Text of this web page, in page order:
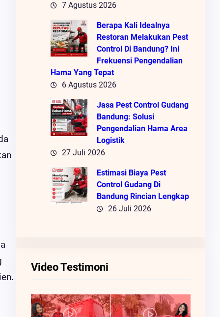
7 Agustus 2026
Berapa Kali Idealnya
Restoran Melakukan Pest
Control Di Bandung? Ini
Frekuensi Pengendalian
Hama Yang Tepat
6 Agustus 2026
Jasa Pest Control Gudang
Bandung: Solusi
Pengendalian Hama Area
Logistik
27 Juli 2026
Estimasi Biaya Pest
Control Gudang Di
Bandung Rincian Lengkap
26 Juli 2026
Video Testimoni